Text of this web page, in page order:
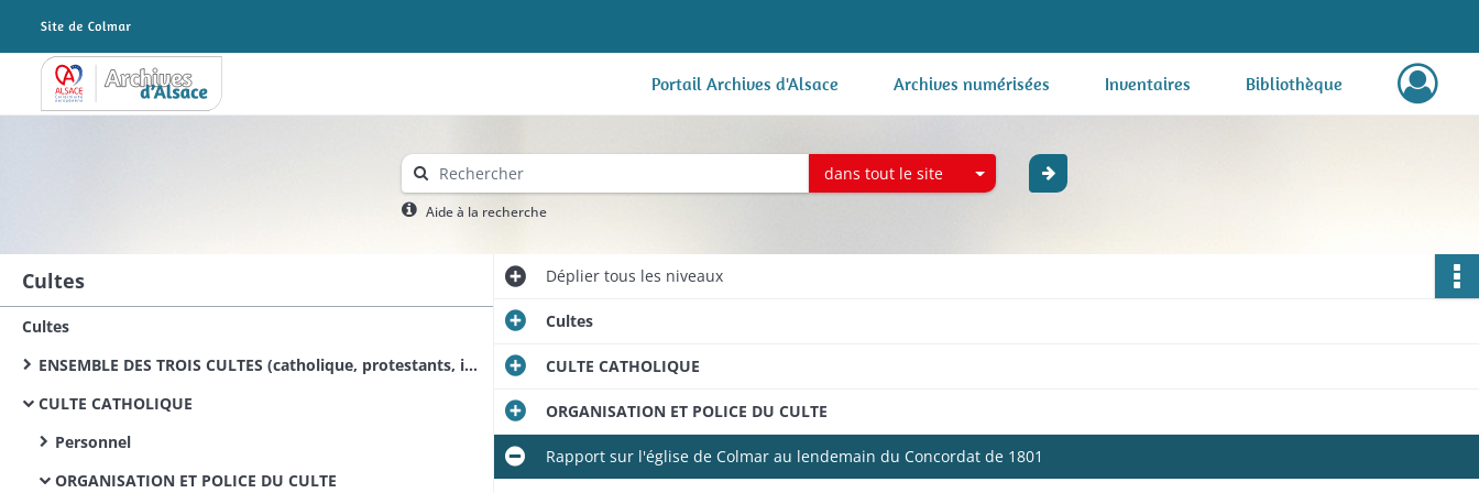
Archives Alsace - Colmar Portail Archives d'Alsace Archives numérisées Inventaires Bibliothèque
dans tout le site
Aide à la recherche
Cultes
Cultes
ENSEMBLE DES TROIS CULTES (catholique, protestants, israélite)
CULTE CATHOLIQUE
Personnel
ORGANISATION ET POLICE DU CULTE
Dépliertous les niveaux
Cultes
CULTE CATHOLIQUE
ORGANISATION ET POLICE DU CULTE
Rapport sur l'église de Colmar au lendemain du Concordat de 1801